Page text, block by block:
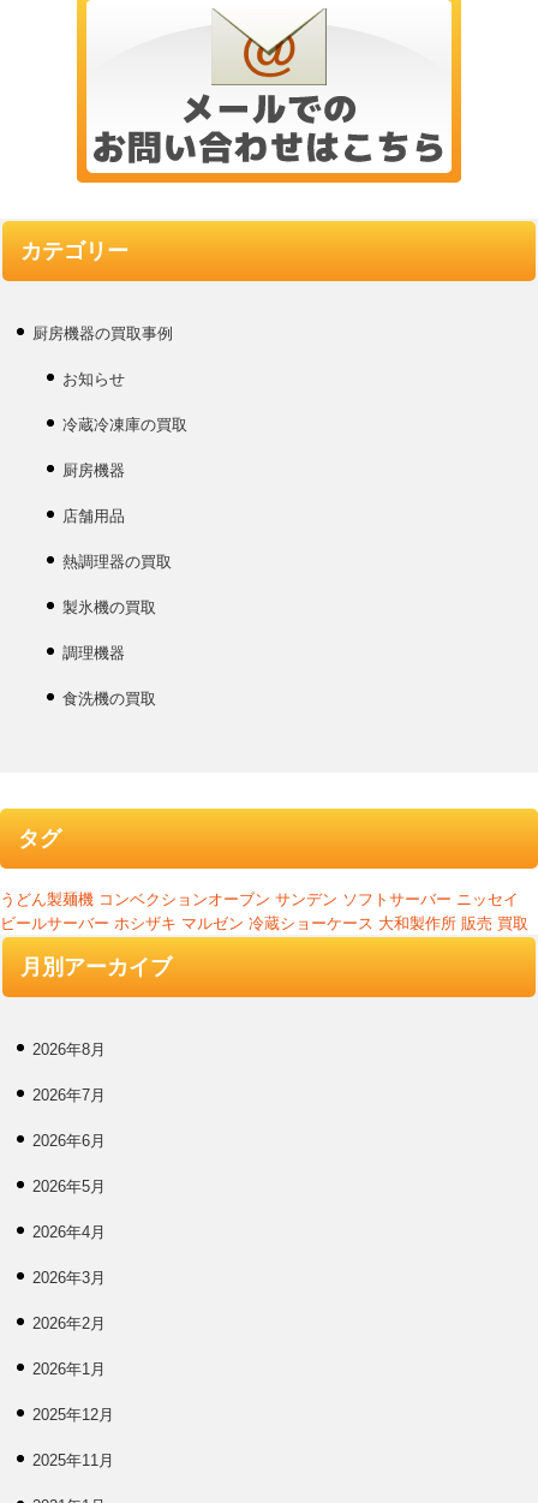
カテゴリー
厨房機器の買取事例
お知らせ
冷蔵冷凍庫の買取
厨房機器
店舗用品
熱調理器の買取
製氷機の買取
調理機器
食洗機の買取
タグ
うどん製麺機 コンベクションオーブン サンデン ソフトサーバー ニッセイ
ビールサーバー ホシザキ マルゼン 冷蔵ショーケース 大和製作所 販売 買取
月別アーカイブ
2026年8月
2026年7月
2026年6月
2026年5月
2026年4月
2026年3月
2026年2月
2026年1月
2025年12月
2025年11月